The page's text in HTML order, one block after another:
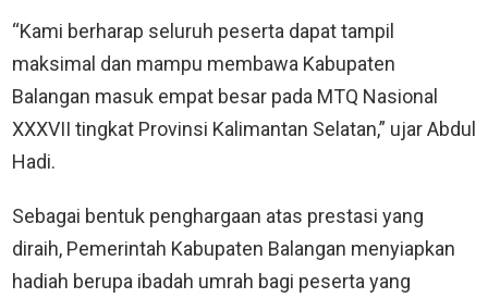
“Kami berharap seluruh peserta dapat tampil
maksimal dan mampu membawa Kabupaten
Balangan masuk empat besar pada MTQ Nasional
XXXVII tingkat Provinsi Kalimantan Selatan,” ujar Abdul
Hadi.
Sebagai bentuk penghargaan atas prestasi yang
diraih, Pemerintah Kabupaten Balangan menyiapkan
hadiah berupa ibadah umrah bagi peserta yang